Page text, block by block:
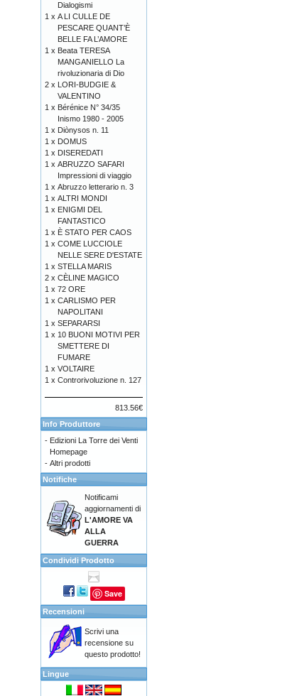
Dialogismi
1 x A LI CULLE DE
PESCARE QUANT’È
BELLE FA L’AMORE
1 x Beata TERESA
MANGANIELLO La
rivoluzionaria di Dio
2 x LORI-BUDGIE &
VALENTINO
1 x Bérénice N° 34/35
Inismo 1980 - 2005
1 x Diònysos n. 11
1 x DOMUS
1 x DISEREDATI
1 x ABRUZZO SAFARI
Impressioni di viaggio
1 x Abruzzo letterario n. 3
1 x ALTRI MONDI
1 x ENIGMI DEL
FANTASTICO
1 x È STATO PER CAOS
1 x COME LUCCIOLE
NELLE SERE D'ESTATE
1 x STELLA MARIS
2 x CÈLINE MAGICO
1 x 72 ORE
1 x CARLISMO PER
NAPOLITANI
1 x SEPARARSI
1 x 10 BUONI MOTIVI PER
SMETTERE DI
FUMARE
1 x VOLTAIRE
1 x Controrivoluzione n. 127
813.56€
Info Produttore
- Edizioni La Torre dei Venti
Homepage
- Altri prodotti
Notifiche
Notificami
aggiornamenti di
L'AMORE VA
ALLA
GUERRA
Condividi Prodotto
Save
Recensioni
Scrivi una
recensione su
questo prodotto!
Lingue